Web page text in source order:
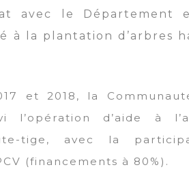
avec le Département
à la plantation d’arbres
et 2018, la
l’opération d’aide à
tige, avec la
(financements à 80%).